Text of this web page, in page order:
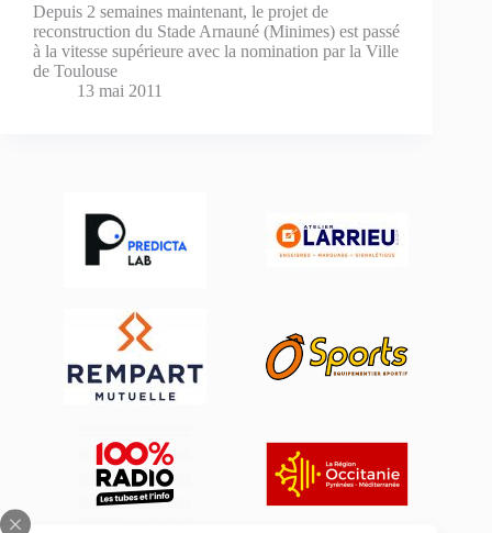
Depuis 2 semaines maintenant, le projet de
reconstruction du Stade Arnauné (Minimes) est passé
à la vitesse supérieure avec la nomination par la Ville
de Toulouse
13 mai 2011